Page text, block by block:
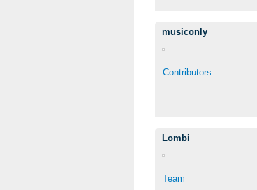
musiconly
Contributors
Lombi
Team